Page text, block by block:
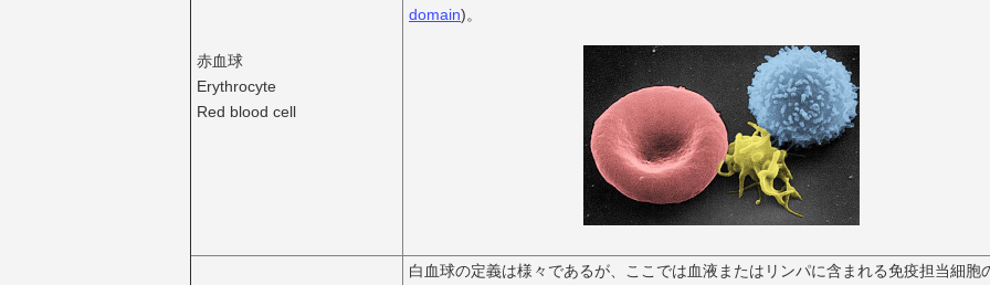
赤血球
Erythrocyte
Red blood cell
domain)。
白血球の定義は様々であるが、ここでは血液またはリンパに含まれる免疫担当細胞